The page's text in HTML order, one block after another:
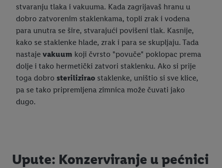
stvaranju tlaka i vakuuma. Kada zagrijavaš hranu u
dobro zatvorenim staklenkama, topli zrak i vodena
para unutra se šire, stvarajući povišeni tlak. Kasnije,
kako se staklenke hlade, zrak i para se skupljaju. Tada
nastaje vakuum koji čvrsto "povuče" poklopac prema
dolje i tako hermetički zatvori staklenku. Ako si prije
toga dobro sterilizirao staklenke, uništio si sve klice,
pa se tako pripremljena zimnica može čuvati jako
dugo.
Upute: Konzerviranje u pećnici